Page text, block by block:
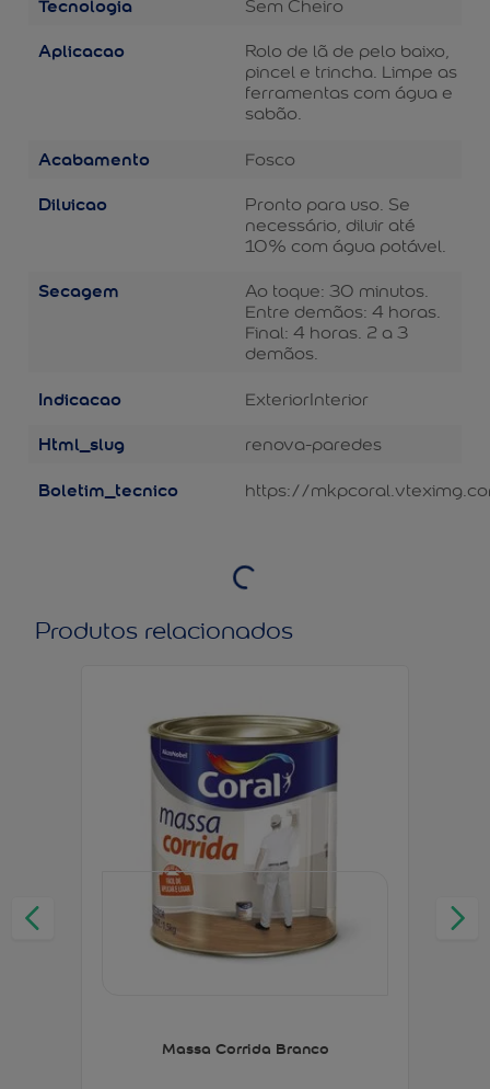
Sem Cheiro
Aplicacao
Rolo de lã de pelo baixo,
pincel e trincha. Limpe as
ferramentas com água e
sabão.
Acabamento Fosco
Diluicao
Pronto para uso. Se
necessário, diluir até
10% com água potável.
Secagem
Ao toque: 30 minutos.
Entre demãos: 4 horas.
Final: 4 horas. 2 a 3
demãos.
Indicacao ExteriorInterior
Html_slug renova-paredes
Boletim_tecnico https://
Produtos relacionados
Massa Corrida Branco